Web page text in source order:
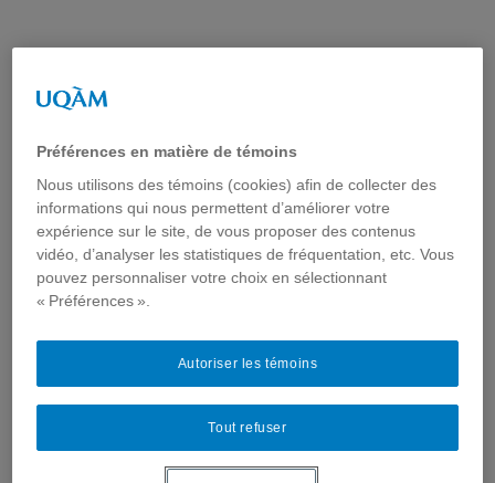
000 jeunes, se sont mobilisées pour y participer. Ce
Préférences en matière de témoins
Nous utilisons des témoins (cookies) afin de collecter des
informations qui nous permettent d’améliorer votre
expérience sur le site, de vous proposer des contenus
vidéo, d’analyser les statistiques de fréquentation, etc. Vous
pouvez personnaliser votre choix en sélectionnant
« Préférences ».
Tout refuser
Autoriser les témoins